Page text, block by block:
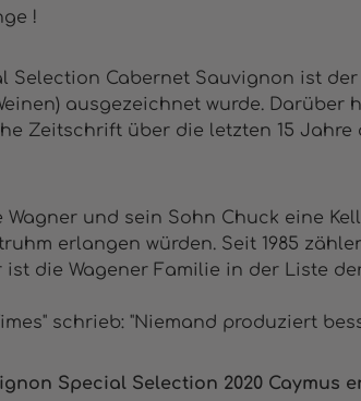
!
Selection Cabernet Sauvignon ist
Weinen) ausgezeichnet wurde.
Zeitschrift über die letzten 15 Jahre
Wagner und sein Sohn Chuck eine
erlangen würden. Seit 1985
ist die Wagener Familie in der Liste
schrieb: "Niemand produziert
Special Selection 2020 Caymus